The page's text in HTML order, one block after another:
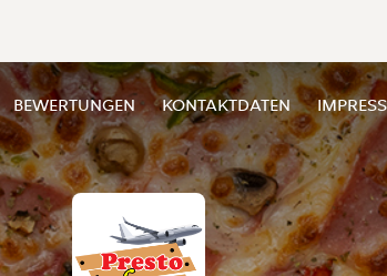
BEWERTUNGEN KONTAKTDATEN